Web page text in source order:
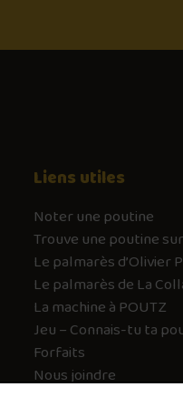
Liens utiles
Noter une poutine
Trouve une poutine
Le palmarès d’Olivier
Le palmarès de La
La machine à POUTZ
Jeu – Connais-tu ta
Forfaits
Nous joindre